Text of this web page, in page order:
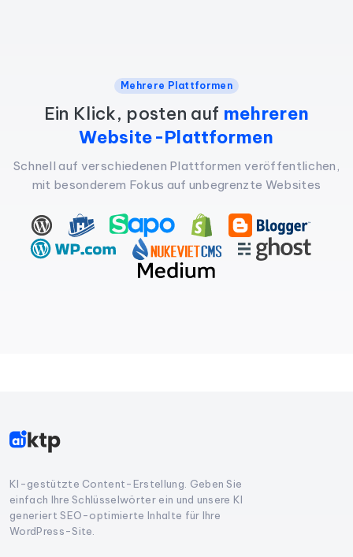
Mehrere Plattformen
Ein Klick, posten auf mehreren
Website-Plattformen
Schnell auf verschiedenen Plattformen veröffentlichen,
mit besonderem Fokus auf unbegrenzte Websites
KI-gestützte Content-Erstellung. Geben Sie
einfach Ihre Schlüsselwörter ein und unsere KI
generiert SEO-optimierte Inhalte für Ihre
WordPress-Site.